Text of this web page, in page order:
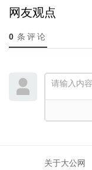
网友观点
0 条评论
关于大公网